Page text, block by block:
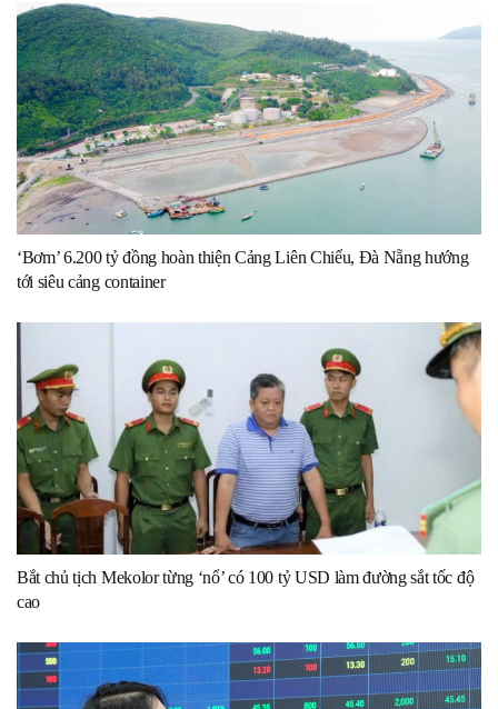
‘Bơm’ 6.200 tỷ đồng hoàn thiện Cảng Liên Chiểu, Đà Nẵng hướng
tới siêu cảng container
Bắt chủ tịch Mekolor từng ‘nổ’ có 100 tỷ USD làm đường sắt tốc độ
cao